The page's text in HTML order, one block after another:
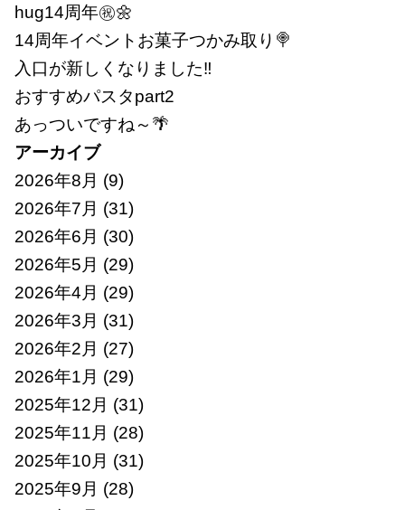
hug14周年㊗🌼
14周年イベントお菓子つかみ取り🍭
入口が新しくなりました‼
おすすめパスタpart2
あっついですね～🌴
アーカイブ
2026年8月 (9)
2026年7月 (31)
2026年6月 (30)
2026年5月 (29)
2026年4月 (29)
2026年3月 (31)
2026年2月 (27)
2026年1月 (29)
2025年12月 (31)
2025年11月 (28)
2025年10月 (31)
2025年9月 (28)